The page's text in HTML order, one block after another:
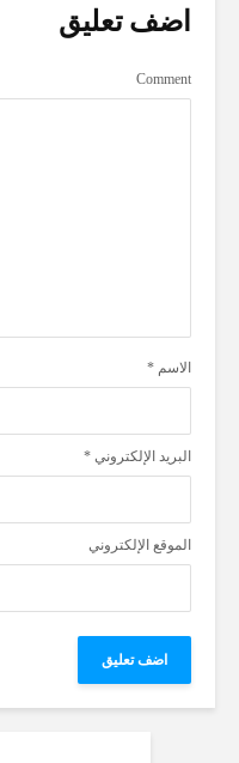
اضف تعليق
Comment
الاسم *
البريد الإلكتروني *
الموقع الإلكتروني